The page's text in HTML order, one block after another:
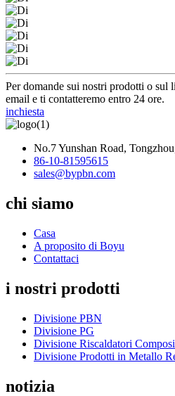
Per domande sui nostri prodotti o sul
email e ti contatteremo entro 24 ore.
inchiesta
No.7 Yunshan Road,
86-10-81595615
sales@bypbn.com
chi siamo
Casa
A proposito di Boyu
Contattaci
i nostri prodotti
Divisione PBN
Divisione PG
Divisione Riscaldatori
Divisione Prodotti in Metallo
notizia